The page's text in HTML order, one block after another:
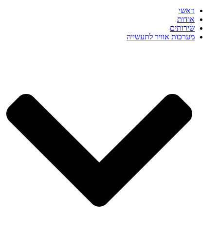
ראשי
אודות
שירותים
מערכות אוויר לתעשייה